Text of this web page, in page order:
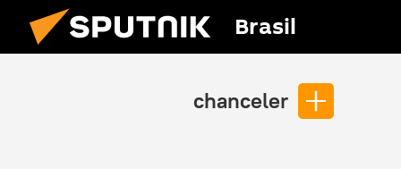
Brasil
chanceler